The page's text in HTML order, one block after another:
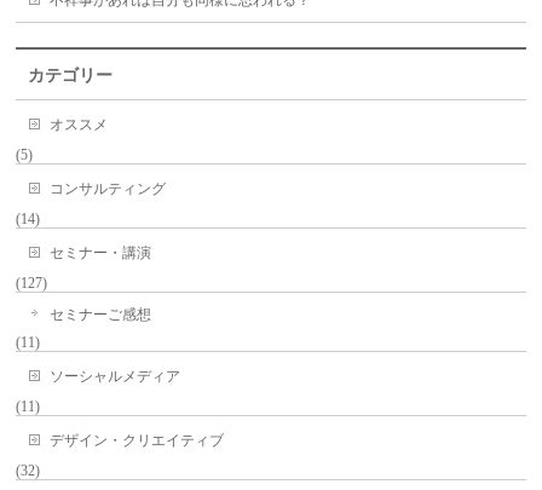
カテゴリー
オススメ
(5)
コンサルティング
(14)
セミナー・講演
(127)
セミナーご感想
(11)
ソーシャルメディア
(11)
デザイン・クリエイティブ
(32)